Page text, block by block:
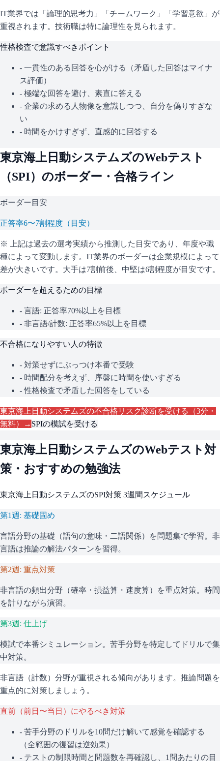
IT業界では「論理的思考力」「チームワーク」「学習意欲」が
重視されます。技術職は特に論理性を見られます。
性格検査で意識すべきポイント
- 一貫性のある回答を心がける（矛盾した回答はマイナ
ス評価）
- 極端な回答を避け、素直に答える
- 企業の求める人物像を意識しつつ、自分を偽りすぎな
い
- 時間をかけすぎず、直感的に回答する
東京海上日動システムズのWebテスト
（SPI）のボーダー・合格ライン
ボーダー目安
正答率6〜7割程度（目安）
※ 上記は過去の選考実績から推測した目安であり、年度や職
種によって変動します。 IT業界のボーダーは企業規模によって
差が大きいです。大手は7割前後、中堅は6割程度が目安です。
ボーダーを超えるための目標
- 言語: 正答率70%以上を目標
- 非言語/計数: 正答率65%以上を目標
不合格になりやすい人の特徴
- 対策せずにぶっつけ本番で受験
- 時間配分を考えず、序盤に時間を使いすぎる
- 性格検査で矛盾した回答をしている
東京海上日動システムズの不合格リスク診断を受ける（3分・
無料）→ SPIの模試を受ける
東京海上日動システムズのWebテスト対
策・おすすめの勉強法
東京海上日動システムズのSPI対策 3週間スケジュール
第1週: 基礎固め
言語分野の基礎（語句の意味・二語関係）を問題集で学習。非
言語は推論の解法パターンを習得。
第2週: 重点対策
非言語の頻出分野（確率・損益算・速度算）を重点対策。時間
を計りながら演習。
第3週: 仕上げ
模試で本番シミュレーション。苦手分野を特定してドリルで集
中対策。
非言語（計数）分野が重視される傾向があります。推論問題を
重点的に対策しましょう。
直前（前日〜当日）にやるべき対策
- 苦手分野のドリルを10問だけ解いて感覚を確認する
（全範囲の復習は逆効果）
- テストの制限時間と問題数を再確認し、1問あたりの目